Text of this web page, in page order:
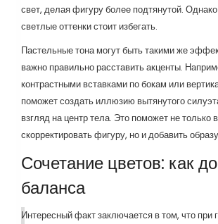
свет, делая фигуру более подтянутой. Однако
светлые оттенки стоит избегать.
Пастельные тона могут быть такими же
важно правильно расставить акценты.
контрастными вставками по бокам или
поможет создать иллюзию вытянутого
взгляд на центр тела. Это поможет не только
скорректировать фигуру, но и добавить
Сочетание цветов: как
баланса
Интересный факт заключается в том, что при